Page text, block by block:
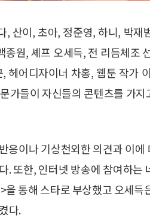
산이, 초아, 정준영, 하니, 박재
원, 셰프 오세득, 전 리듬체조
헤어디자이너 차홍, 웹툰 작가
가들이 자신들의 콘텐츠를 가
응이나 기상천외한 의견과 이에
. 또한, 인터넷 방송에 참여하는
통해 스타로 부상했고 오세득
다.